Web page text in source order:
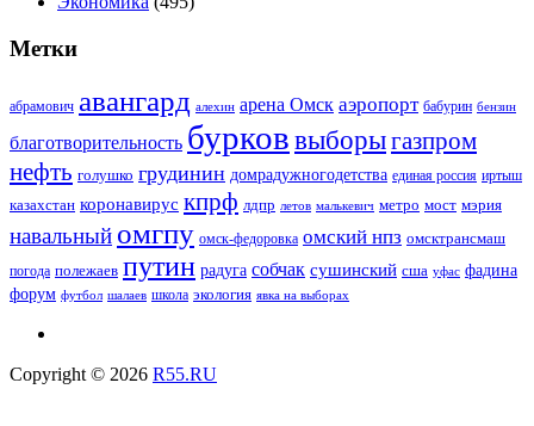
Метки
абрамович авангард алехин арена Омск аэропорт бабурин бензин
благотворительность бурков выборыгазпром
нефть голушко грудинин домрадужногодетства единая россия иртыш
казахстан коронавирус кпрф лдпр летов малькевич метро мост мэрия
навальный омгпу омск-федоровка омский нпз омсктрансмаш
погода полежаев путин радуга собчак сушинский сша уфас фадина
форум футбол шалаев школа экология явка на выборах
Copyright © 2026 R55.RU